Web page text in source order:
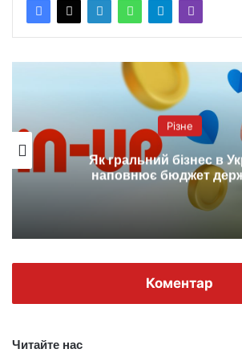
Різне
Як гральний бізнес в
наповнює бюджет
Коментар
Читайте нас